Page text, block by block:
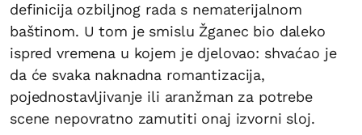
definicija ozbiljnog rada s nematerijalnom
baštinom. U tom je smislu Žganec bio daleko
ispred vremena u kojem je djelovao: shvaćao je
da će svaka naknadna romantizacija,
pojednostavljivanje ili aranžman za potrebe
scene nepovratno zamutiti onaj izvorni sloj.